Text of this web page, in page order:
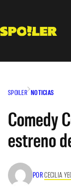
contenido
SPOILER NOTICIAS
Comedy
estreno
PORCECILIA